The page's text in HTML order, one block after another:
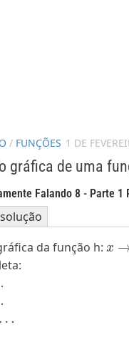
/ FUNÇÕES 1 DE
gráfica de uma
Falando 8 - Parte 1
da função h: